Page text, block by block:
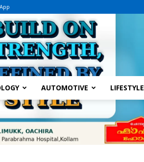
AUTOMOTIVE LIFESTYLE
‘ദൃശ്യം 3’ ട്രെയിലര്‍ പുറത്ത്